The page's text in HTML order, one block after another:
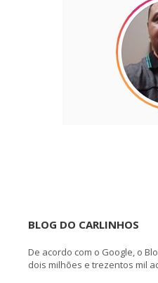
BLOG DO CARLINHOS
De acordo com o Google, o
dois milhões e trezentos mil